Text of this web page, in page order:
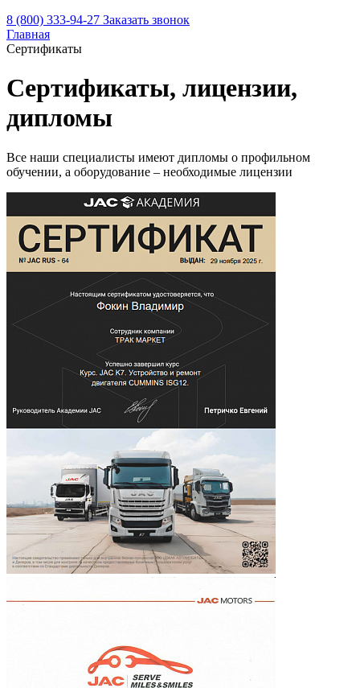
8 (800) 333-94-27 Заказать звонок
Главная
Сертификаты
Сертификаты, лицензии,
дипломы
Все наши специалисты имеют дипломы о профильном
обучении, а оборудование – необходимые лицензии